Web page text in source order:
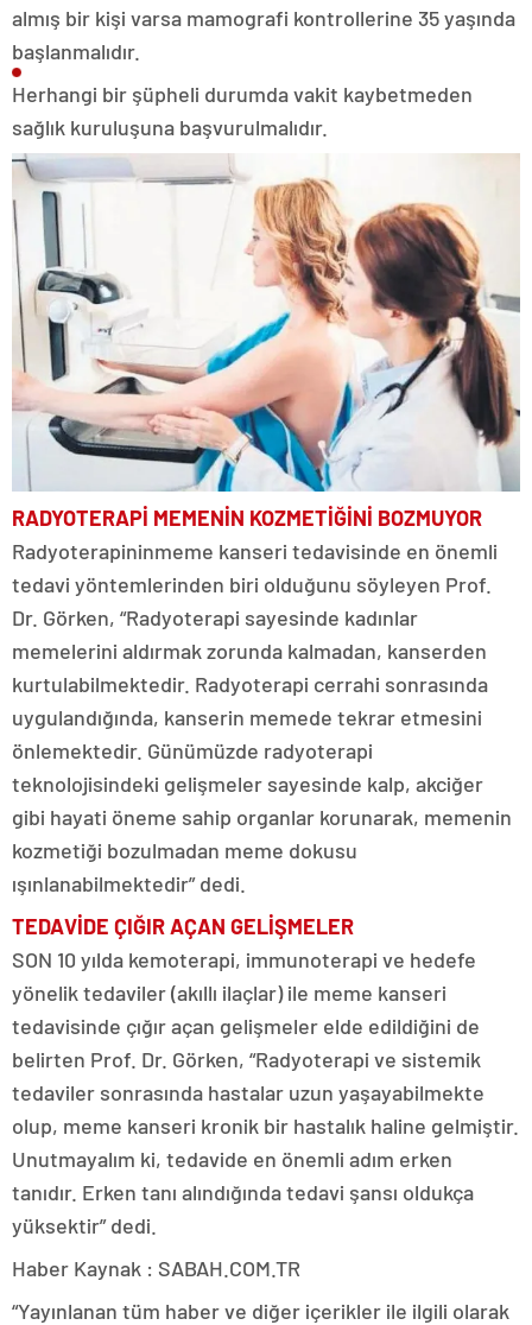
almış bir kişi varsa mamografi kontrollerine 35 yaşında
başlanmalıdır.
Herhangi bir şüpheli durumda vakit kaybetmeden
sağlık kuruluşuna başvurulmalıdır.
RADYOTERAPİ MEMENİN KOZMETİĞİNİ BOZMUYOR
Radyoterapininmeme kanseri tedavisinde en önemli
tedavi yöntemlerinden biri olduğunu söyleyen Prof.
Dr. Görken, “Radyoterapi sayesinde kadınlar
memelerini aldırmak zorunda kalmadan, kanserden
kurtulabilmektedir. Radyoterapi cerrahi sonrasında
uygulandığında, kanserin memede tekrar etmesini
önlemektedir. Günümüzde radyoterapi
teknolojisindeki gelişmeler sayesinde kalp, akciğer
gibi hayati öneme sahip organlar korunarak, memenin
kozmetiği bozulmadan meme dokusu
ışınlanabilmektedir” dedi.
TEDAVİDE ÇIĞIRAÇAN GELİŞMELER
SON 10 yılda kemoterapi, immunoterapi ve hedefe
yönelik tedaviler (akıllı ilaçlar) ile meme kanseri
tedavisinde çığır açan gelişmeler elde edildiğini de
belirten Prof. Dr. Görken, “Radyoterapi ve sistemik
tedaviler sonrasında hastalar uzun yaşayabilmekte
olup, meme kanseri kronik bir hastalık haline gelmiştir.
Unutmayalım ki, tedavide en önemli adım erken
tanıdır. Erken tanı alındığında tedavi şansı oldukça
yüksektir” dedi.
Haber Kaynak : SABAH.COM.TR
“Yayınlanan tüm haber ve diğer içerikler ile ilgili olarak